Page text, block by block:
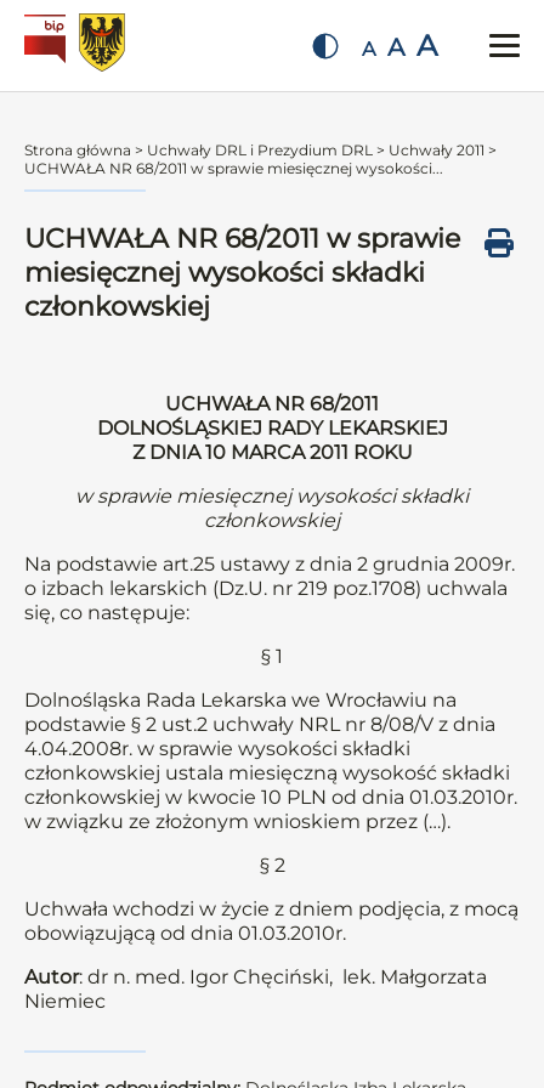
A A A
Strona główna > Uchwały DRL i Prezydium DRL > Uchwały 2011 >
UCHWAŁA NR 68/2011 w sprawie miesięcznej wysokości...
UCHWAŁA NR 68/2011 w sprawie
miesięcznej wysokości składki
członkowskiej
UCHWAŁA NR 68/2011
DOLNOŚLĄSKIEJ RADY LEKARSKIEJ
Z DNIA 10 MARCA 2011 ROKU
w sprawie miesięcznej wysokości składki
członkowskiej
Na podstawie art.25 ustawy z dnia 2 grudnia 2009r.
o izbach lekarskich (Dz.U. nr 219 poz.1708) uchwala
się, co następuje:
§ 1
Dolnośląska Rada Lekarska we Wrocławiu na
podstawie § 2 ust.2 uchwały NRL nr 8/08/V z dnia
4.04.2008r. w sprawie wysokości składki
członkowskiej ustala miesięczną wysokość składki
członkowskiej w kwocie 10 PLN od dnia 01.03.2010r.
w związku ze złożonym wnioskiem przez (…).
§ 2
Uchwała wchodzi w życie z dniem podjęcia, z mocą
obowiązującą od dnia 01.03.2010r.
Autor: dr n. med. Igor Chęciński, lek. Małgorzata
Niemiec